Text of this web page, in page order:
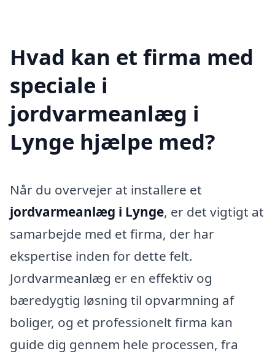
Hvad kan et firma med
speciale i
jordvarmeanlæg i
Lynge hjælpe med?
Når du overvejer at installere et
jordvarmeanlæg i Lynge, er det vigtigt at
samarbejde med et firma, der har
ekspertise inden for dette felt.
Jordvarmeanlæg er en effektiv og
bæredygtig løsning til opvarmning af
boliger, og et professionelt firma kan
guide dig gennem hele processen, fra